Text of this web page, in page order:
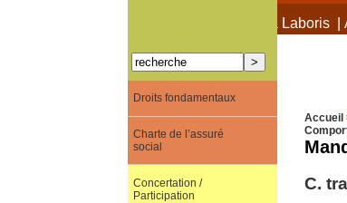
À propos de Terra Laboris|
Accueil
C.
Droits fondamentaux
Charte de l’assuré
social
Concertation /
Participation